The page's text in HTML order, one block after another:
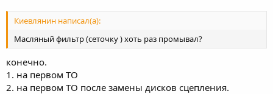
Киевлянин написал(а):
Масляный фильтр (сеточку ) хоть раз промывал?
конечно.
1. на первом ТО
2. на первом ТО после замены дисков сцепления.